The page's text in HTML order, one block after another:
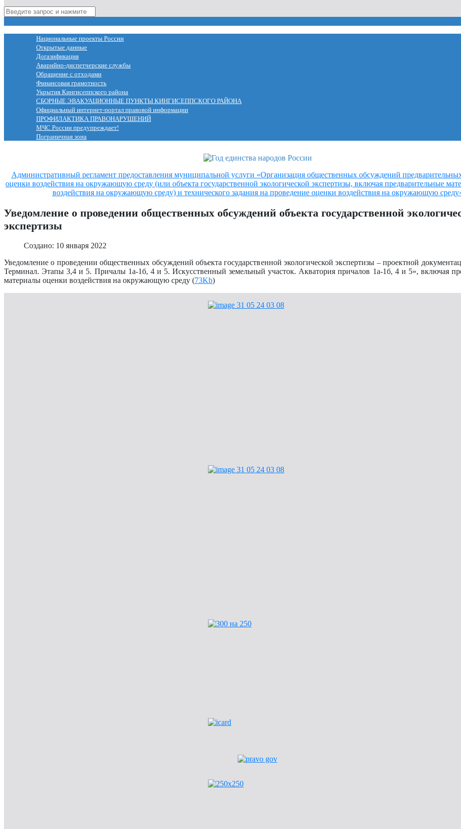
Национальные проекты России
Открытые данные
Догазификация
Аварийно-диспетчерские службы
Обращение с отходами
Финансовая грамотность
Укрытия Кингисеппского района
СБОРНЫЕ ЭВАКУАЦИОННЫЕ ПУНКТЫ КИНГИСЕППСКОГО РАЙОНА
Официальный интернет-портал правовой информации
ПРОФИЛАКТИКА ПРАВОНАРУШЕНИЙ
МЧС России предупреждает!
Пограничная зона
Административный регламент предоставления муниципальной услуги «Организация общественных обсуждений
оценки воздействия на окружающую среду (или объекта государственной экологической экспертизы, включая предварительные
воздействия на окружающую среду) и технического задания на проведение оценки воздействия на окружающую
Уведомление о проведении общественных обсуждений объекта государственной
экспертизы
Создано: 10 января 2022
Уведомление о проведении общественных обсуждений объекта государственной экологической экспертизы – проектной
Терминал. Этапы 3,4 и 5. Причалы 1а-1б, 4 и 5. Искусственный земельный участок. Акватория причалов 1а-1б, 4 и 5», включая
материалы оценки воздействия на окружающую среду (73Kb)